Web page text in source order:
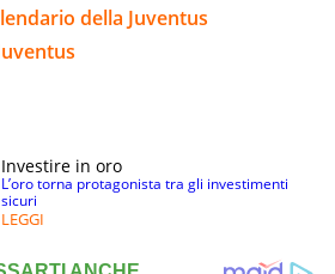
della Juventus
Investire in oro
L’oro torna protagonista tra gli investimenti
sicuri
LEGGI